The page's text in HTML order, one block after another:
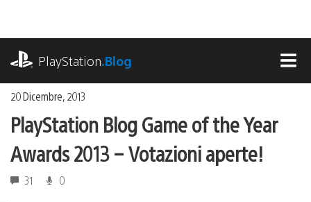
contenuto
PlayStation.Blog
20 Dicembre, 2013
PlayStation Blog Game of the Year
Awards 2013 – Votazioni aperte!
31 0